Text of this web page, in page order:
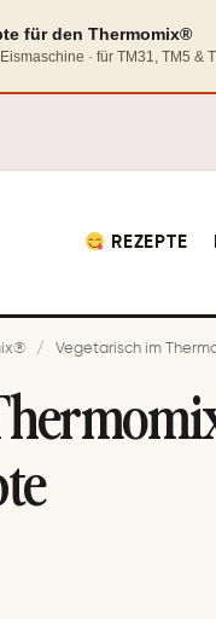
für den Thermomix®
· für TM31, TM5 &
REZEPTE
/ Vegetarisch im